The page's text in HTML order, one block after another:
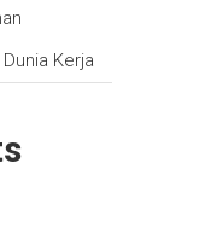
Kerja